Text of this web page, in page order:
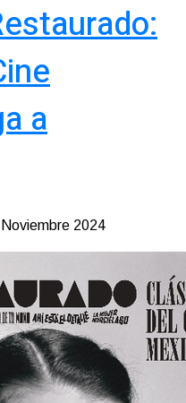
a
2024